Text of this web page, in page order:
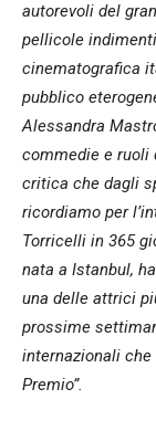
autorevoli del
pellicole
cinematografica
pubblico
Alessandra
commedie e
critica che dagli
ricordiamo per
Torricelli in 365
nata a Istanbul,
una delle attrici
prossime
internazionali
Premio”.